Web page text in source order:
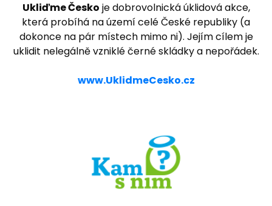
Ukliďme Česko je dobrovolnická úklidová akce,
která probíhá na území celé České republiky (a
dokonce na pár místech mimo ni). Jejím cílem je
uklidit nelegálně vzniklé černé skládky a nepořádek.
www.UklidmeCesko.cz